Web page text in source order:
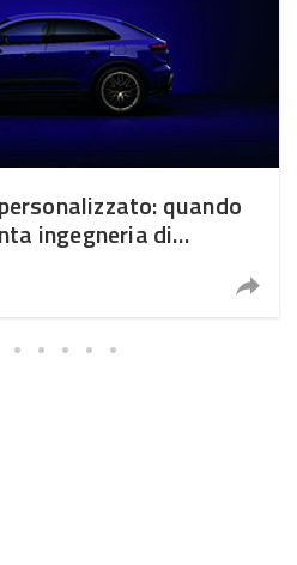
quando
ingegneria di